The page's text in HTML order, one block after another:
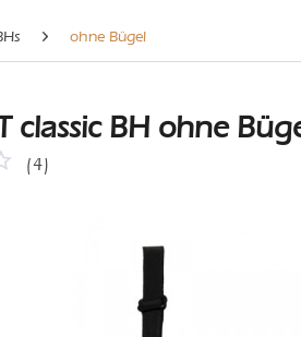
ohne Bügel
classic BH ohne
(4)